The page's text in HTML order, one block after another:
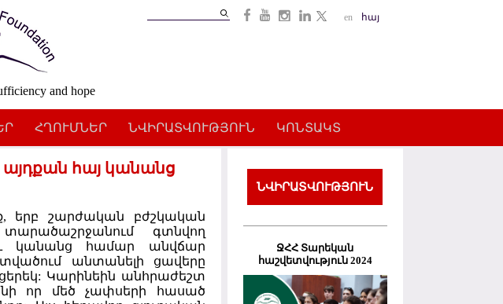
en հայ
and hope
ՀՂՈՒՄՆԵՐ ՆՎԻՐԱՏՎՈՒԹՅՈՒՆ ԿՈՆՏԱԿՏ
այդքան հայ կանանց
երբ շարժական բժշկական
գտնվող
կանանց համար անվճար
անտանելի ցավերը
Կարինեին անհրաժեշտ
որ մեծ չափսերի հասած
ՆՎԻՐԱՏՎՈՒԹՅՈՒՆ
ՋՀՀ Տարեկան
հաշվետվություն 2024